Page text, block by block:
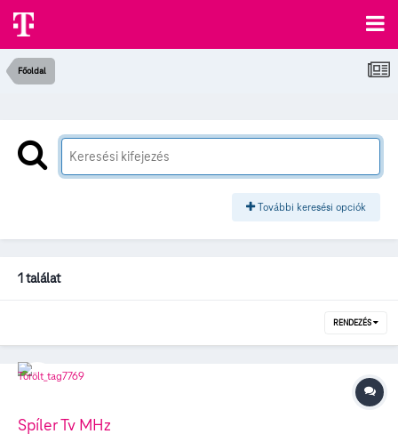
Főoldal
További keresési opciók
1 találat
RENDEZÉS
Spíler Tv MHz